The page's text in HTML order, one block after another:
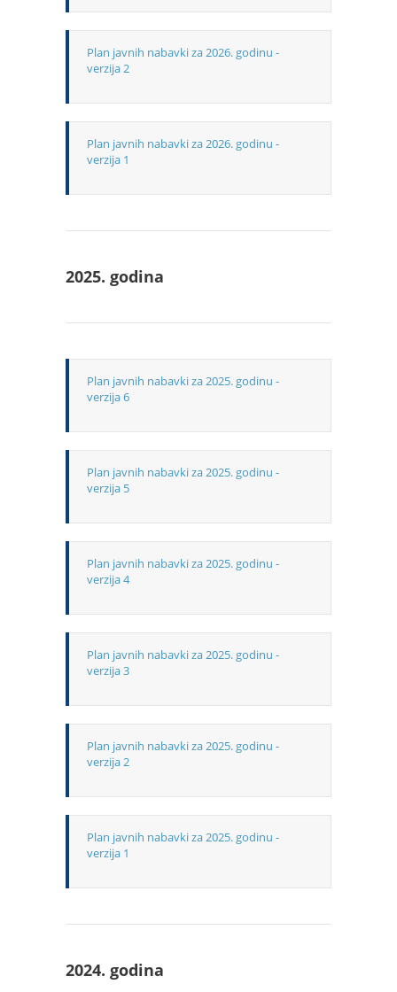
Plan javnih nabavki za 2026. godinu -
verzija 2
Plan javnih nabavki za 2026. godinu -
verzija 1
2025. godina
Plan javnih nabavki za 2025. godinu -
verzija 6
Plan javnih nabavki za 2025. godinu -
verzija 5
Plan javnih nabavki za 2025. godinu -
verzija 4
Plan javnih nabavki za 2025. godinu -
verzija 3
Plan javnih nabavki za 2025. godinu -
verzija 2
Plan javnih nabavki za 2025. godinu -
verzija 1
2024. godina